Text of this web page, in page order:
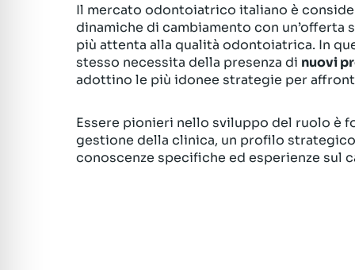
Il mercato odontoiatrico italiano è
dinamiche di cambiamento con un’offerta
più attenta alla qualità odontoiatrica. In
stesso necessita della presenza di nuovi
adottino le più idonee strategie per
Essere pionieri nello sviluppo del ruolo è
gestione della clinica, un profilo
conoscenze specifiche ed esperienze sul